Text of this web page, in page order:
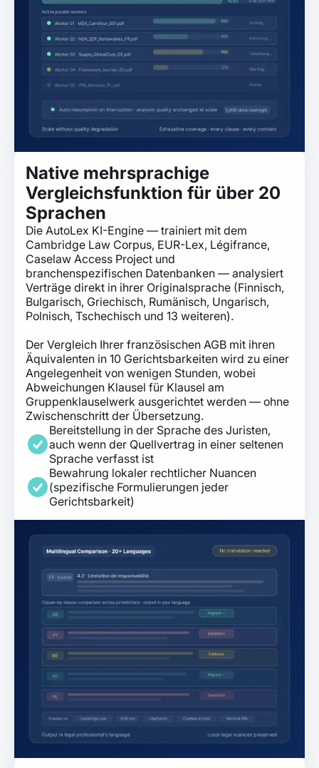
Native mehrsprachige
Vergleichsfunktion für über 20
Sprachen
Die AutoLex KI-Engine — trainiert mit dem
Cambridge Law Corpus, EUR-Lex, Légifrance,
Caselaw Access Project und
branchenspezifischen Datenbanken — analysiert
Verträge direkt in ihrer Originalsprache (Finnisch,
Bulgarisch, Griechisch, Rumänisch, Ungarisch,
Polnisch, Tschechisch und 13 weiteren).
Der Vergleich Ihrer französischen AGB mit ihren
Äquivalenten in 10 Gerichtsbarkeiten wird zu einer
Angelegenheit von wenigen Stunden, wobei
Abweichungen Klausel für Klausel am
Gruppenklauselwerk ausgerichtet werden — ohne
Zwischenschritt der Übersetzung.
Bereitstellung in der Sprache des Juristen,
auch wenn der Quellvertrag in einer seltenen
Sprache verfasst ist
Bewahrung lokaler rechtlicher Nuancen
(spezifische Formulierungen jeder
Gerichtsbarkeit)